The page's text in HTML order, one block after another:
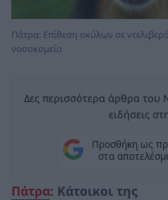
Πάτρα: Επίθεση σκύλων σε
νοσοκομείο
Δες περισσότερα άρθρα του
ειδήσεις
Προσθήκη ως
στα
Πάτρα: Κάτοικοι της